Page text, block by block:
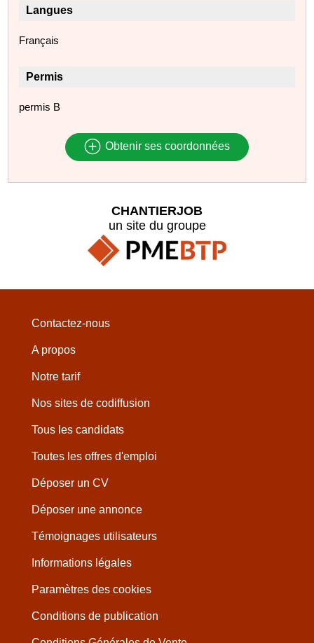
Langues
Français
Permis
permis B
Obtenir ses coordonnées
CHANTIERJOB
un site du groupe
Contactez-nous
A propos
Notre tarif
Nos sites de codiffusion
Tous les candidats
Toutes les offres d'emploi
Déposer un CV
Déposer une annonce
Témoignages utilisateurs
Informations légales
Paramètres des cookies
Conditions de publication